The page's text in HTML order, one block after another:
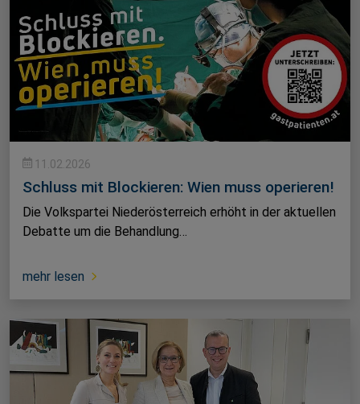
11.02.2026
Schluss mit Blockieren: Wien muss operieren!
Die Volkspartei Niederösterreich erhöht in der aktuellen
Debatte um die Behandlung…
mehr lesen